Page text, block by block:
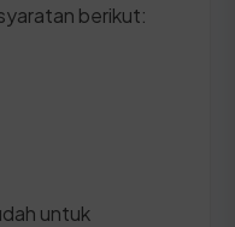
berikut:
untuk